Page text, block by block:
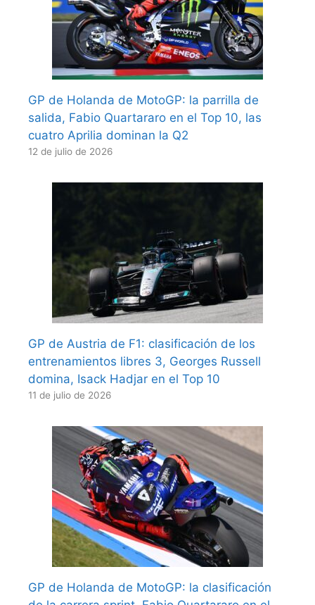
GP de Holanda de MotoGP: la parrilla de
salida, Fabio Quartararo en el Top 10, las
cuatro Aprilia dominan la Q2
12 de julio de 2026
GP de Austria de F1: clasificación de los
entrenamientos libres 3, Georges Russell
domina, Isack Hadjar en el Top 10
11 de julio de 2026
GP de Holanda de MotoGP: la clasificación